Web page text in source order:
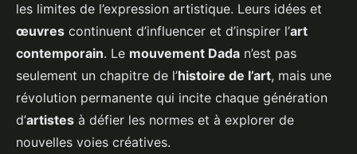
les limites de l’expression artistique. Leurs idées et
œuvres continuent d’influencer et d’inspirer l’art
contemporain. Le mouvement Dada n’est pas
seulement un chapitre de l’histoire de l’art, mais une
révolution permanente qui incite chaque génération
d’artistes à défier les normes et à explorer de
nouvelles voies créatives.